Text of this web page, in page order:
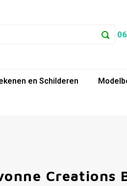
en Schilderen
Creations